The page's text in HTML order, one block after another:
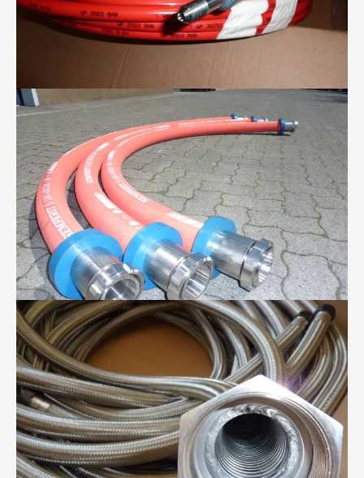
Lebensmittel-Schlauchleitungen von uns...
Metall-Ringwellschläuche